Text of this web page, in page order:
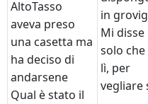
AltoTasso
aveva preso
una casetta ma
ha deciso di
andarsene
Qual è stato il
in
Mi disse
solo che
lì, per
vegliare